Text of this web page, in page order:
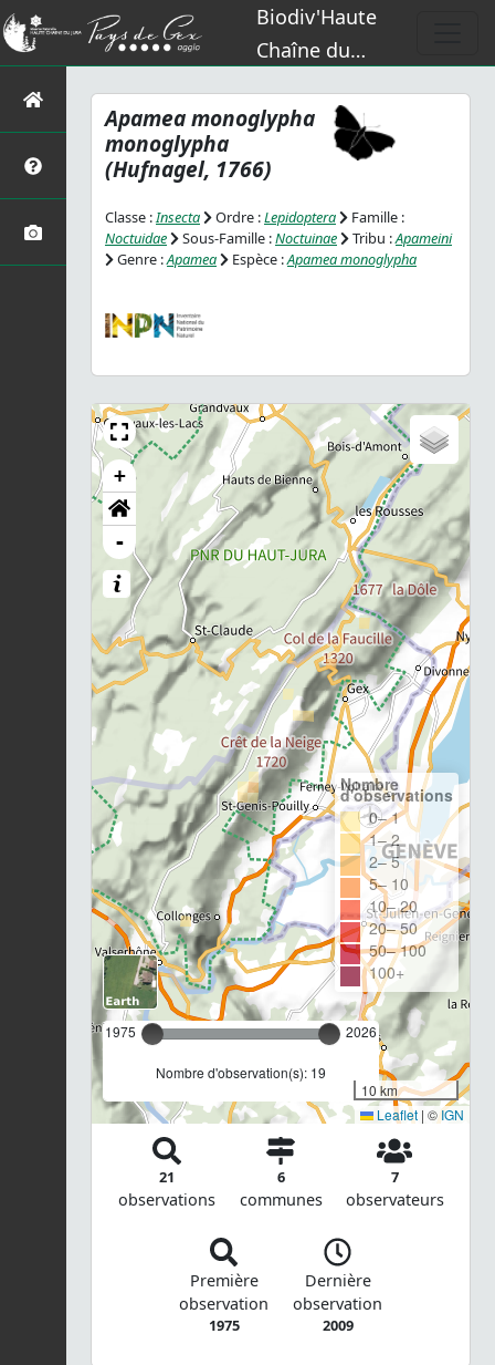
Biodiv'Haute
Chaîne du
Apamea monoglypha
monoglypha
(Hufnagel, 1766)
Classe :Insecta Ordre :Lepidoptera
Famille :
Noctuidae
Sous-Famille :Noctuinae Tribu :Apameini
Genre :Apamea Espèce :Apamea monoglypha
+
-
1975 2026
Nombre d'observation(s): 19
Nombre
d'observations
0– 1
1– 2
2– 5
5– 10
10– 20
20– 50
50– 100
100+
10 km
Leaflet | ©IGN
21
observations
6
communes
7
observateurs
Première
observation
1975
Dernière
observation
2009